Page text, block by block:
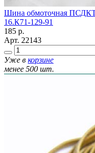
Шина обмоточная
16.К71-129-91
185 р.
Арт. 22143
Уже в корзине
менее 500 шт.